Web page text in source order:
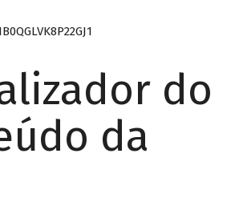
do
da